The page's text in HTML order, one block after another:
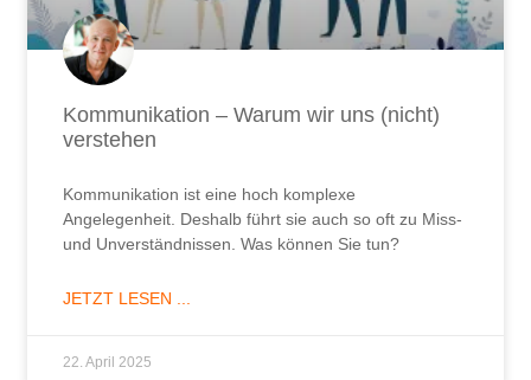
Kommunikation – Warum wir uns (nicht)
verstehen
Kommunikation ist eine hoch komplexe
Angelegenheit. Deshalb führt sie auch so oft zu Miss-
und Unverständnissen. Was können Sie tun?
JETZT LESEN ...
22. April 2025